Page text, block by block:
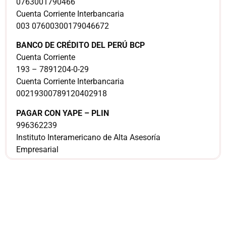
Cuenta Corriente Interbancaria
003 07600300179046672
BANCO DE CRÉDITO DEL PERÚ BCP
Cuenta Corriente
193 – 7891204-0-29
Cuenta Corriente Interbancaria
00219300789120402918
PAGAR CON YAPE – PLIN
996362239
Instituto Interamericano de Alta Asesoría
Empresarial